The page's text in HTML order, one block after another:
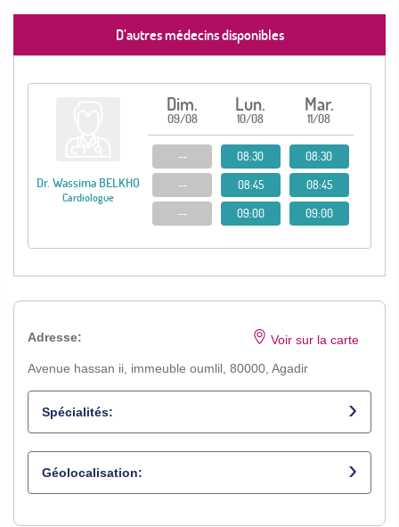
D’autres médecins disponibles
Dr. Wassima BELKHO
Cardiologue
Dim.
09/08
Lun.
10/08
Mar.
11/08
--
--
--
08:30
08:45
09:00
08:30
08:45
09:00
Adresse:
Avenue hassan ii, immeuble oumlil, 80000, Agadir
Voir sur la carte
Spécialités:
Cardiologue
Géolocalisation: